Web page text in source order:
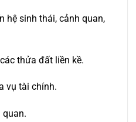
hệ sinh thái, cảnh quan,
thửa đất liền kề.
vụ tài chính.
quan.